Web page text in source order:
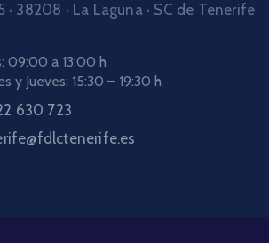
· 38208 · La Laguna · SC de Tenerife
09:00 a 13:00 h
y Jueves: 15:30 – 19:30 h
630 723